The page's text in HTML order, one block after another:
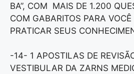
BA”, COM MAIS DE 1.200
COM GABARITOS PARA VOCÊ
PRATICAR SEUS
-14- 1 APOSTILAS DE
VESTIBULAR DA ZARNS